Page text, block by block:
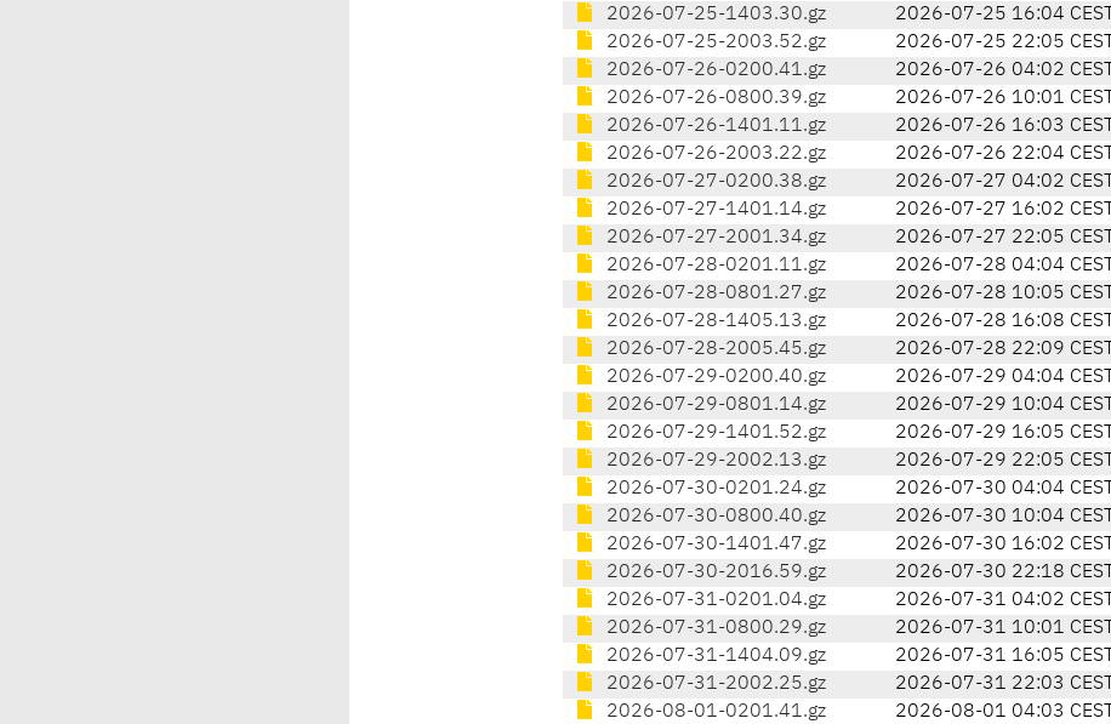
2026-07-25-1403.30.gz
2026-07-25 16:04 CEST
2026-07-25-2003.52.gz
2026-07-25 22:05 CEST
2026-07-26-0200.41.gz
2026-07-26 04:02 CEST
2026-07-26-0800.39.gz
2026-07-26 10:01 CEST
2026-07-26-1401.11.gz
2026-07-26 16:03 CEST
2026-07-26-2003.22.gz
2026-07-26 22:04 CEST
2026-07-27-0200.38.gz
2026-07-27 04:02 CEST
2026-07-27-1401.14.gz
2026-07-27 16:02 CEST
2026-07-27-2001.34.gz
2026-07-27 22:05 CEST
2026-07-28-0201.11.gz
2026-07-28 04:04 CEST
2026-07-28-0801.27.gz
2026-07-28 10:05 CEST
2026-07-28-1405.13.gz
2026-07-28 16:08 CEST
2026-07-28-2005.45.gz
2026-07-28 22:09 CEST
2026-07-29-0200.40.gz
2026-07-29 04:04 CEST
2026-07-29-0801.14.gz
2026-07-29 10:04 CEST
2026-07-29-1401.52.gz
2026-07-29 16:05 CEST
2026-07-29-2002.13.gz
2026-07-29 22:05 CEST
2026-07-30-0201.24.gz
2026-07-30 04:04 CEST
2026-07-30-0800.40.gz
2026-07-30 10:04 CEST
2026-07-30-1401.47.gz
2026-07-30 16:02 CEST
2026-07-30-2016.59.gz
2026-07-30 22:18 CEST
2026-07-31-0201.04.gz
2026-07-31 04:02 CEST
2026-07-31-0800.29.gz
2026-07-31 10:01 CEST
2026-07-31-1404.09.gz
2026-07-31 16:05 CEST
2026-07-31-2002.25.gz
2026-07-31 22:03 CEST
2026-08-01-0201.41.gz
2026-08-01 04:03 CEST